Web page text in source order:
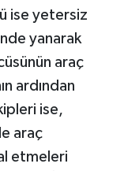
ise yetersiz
yanarak
araç
ardından
ise,
araç
etmeleri